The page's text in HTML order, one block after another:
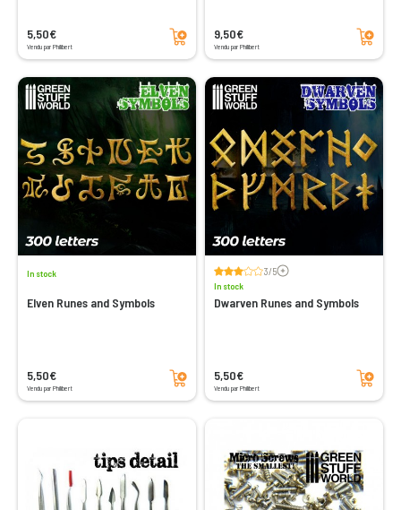
5,50€
Vendu par Philibert
Add to cart 9,50€
Vendu par Philibert
Add to cart
In stock
Elven Runes and Symbols
5,50€
Vendu par Philibert
Add to cart
3/5Voir les avis
In stock
Dwarven Runes and Symbols
5,50€
Vendu par Philibert
Add to cart